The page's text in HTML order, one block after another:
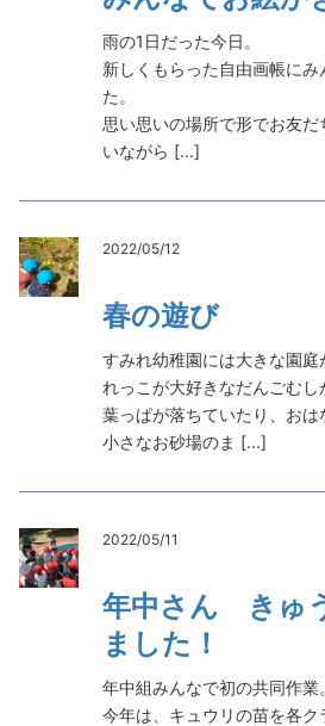
雨の1日だった今日。
新しくもらった自由画帳に
た。
思い思いの場所で形でお友
いながら [...]
2022/05/12
春の遊び
すみれ幼稚園には大きな園
れっこが大好きなだんごむ
葉っぱが落ちていたり、お
小さなお砂場のま [...]
2022/05/11
年中さん きゅ
ました！
年中組みんなで初の共同作業。
今年は、キュウリの苗を各ク